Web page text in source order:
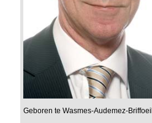
Geboren te Wasmes-Audemez-